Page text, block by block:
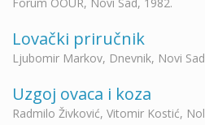
Lovački priručnik
Ljubomir Markov, Dnevnik, Novi
Uzgoj ovaca i koza
Radmilo Živković, Vitomir Kostić,